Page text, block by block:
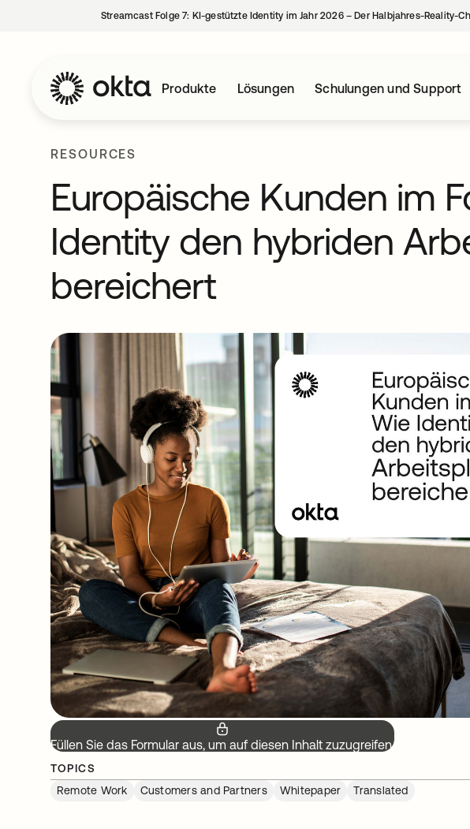
Streamcast Folge 7: KI-gestützte Identity im Jahr 2026 – Der Halbjahres-Reality-
Produkte Lösungen Schulungen und Support
RESOURCES
Europäische Kunden im
Identity den hybriden
bereichert
Füllen Sie das Formular aus, um auf diesen Inhalt zuzugreifen.
TOPICS
Remote Work
Customers and Partners Whitepaper Translated